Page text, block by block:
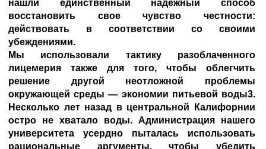
нашли единственный надежный способ
восстановить свое чувство честности:
действовать в соответствии со своими
убеждениями.
Мы использовали тактику разоблаченного
лицемерия также для того, чтобы облегчить
решение другой неотложной проблемы
окружающей среды — экономии питьевой воды3.
Несколько лет назад в центральной Калифорнии
остро не хватало воды. Администрация нашего
университета усердно пыталась использовать
рациональные аргументы, чтобы убедить